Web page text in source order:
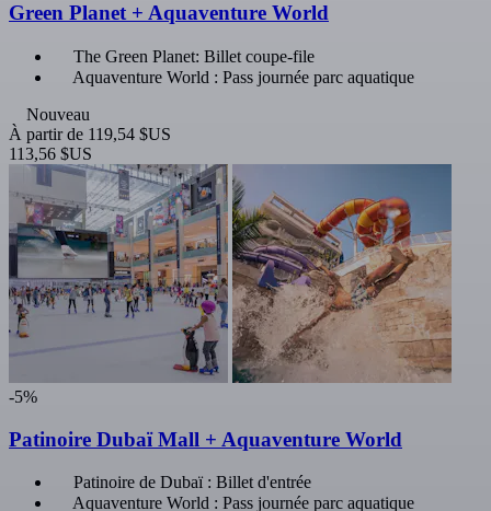
Green Planet + Aquaventure World
The Green Planet: Billet coupe-file
Aquaventure World : Pass journée parc aquatique
Nouveau
À partir de 119,54 $US
113,56 $US
-5%
Patinoire Dubaï Mall + Aquaventure World
Patinoire de Dubaï : Billet d'entrée
Aquaventure World : Pass journée parc aquatique